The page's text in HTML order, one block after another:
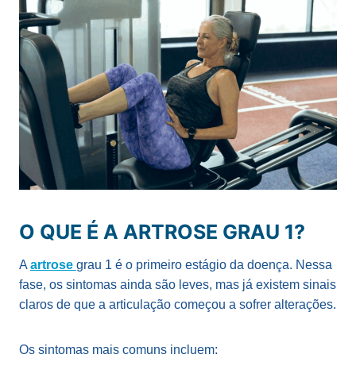
O QUE É A ARTROSE GRAU 1?
A artrose grau 1 é o primeiro estágio da doença. Nessa
fase, os sintomas ainda são leves, mas já existem sinais
claros de que a articulação começou a sofrer alterações.
Os sintomas mais comuns incluem: